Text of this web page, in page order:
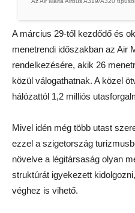
A március 29-től kezdődő és
menetrendi időszakban az Air
rendelkezésére, akik 26
közül válogathatnak. A közel
hálózattól 1,2 milliós
Mivel idén még több utast
ezzel a szigetország
növelve a légitársaság olyan
struktúrát igyekezett
véghez is vihető.